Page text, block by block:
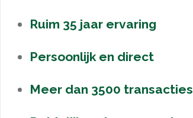
Ruim 35 jaar ervaring
Persoonlijk en direct
Meer dan 3500 transacties